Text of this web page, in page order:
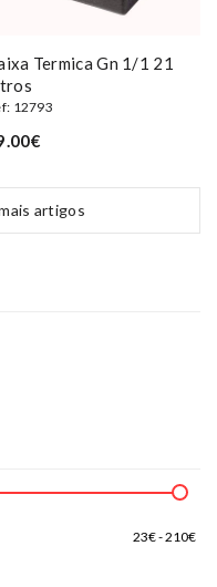
Termica Gn 1/1 21
12793
artigos